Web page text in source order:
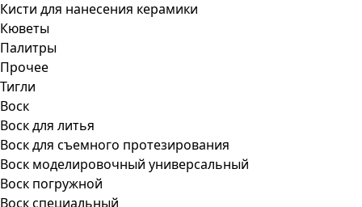
Кисти для нанесения керамики
Кюветы
Палитры
Прочее
Тигли
Воск
Воск для литья
Воск для съемного протезирования
Воск моделировочный универсальный
Воск погружной
Воск специальный